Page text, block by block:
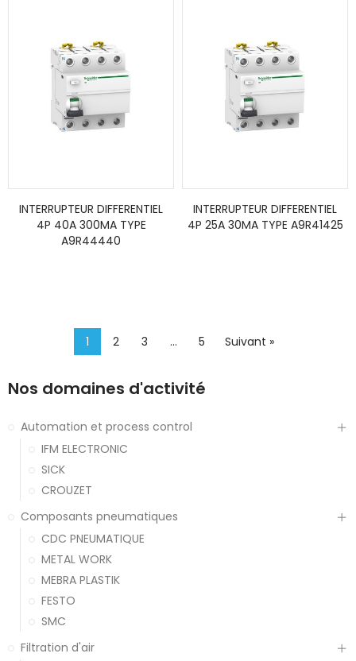
INTERRUPTEUR DIFFERENTIEL
4P 40A 300MA TYPE
A9R44440
INTERRUPTEUR DIFFERENTIEL
4P 25A 30MA TYPE A9R41425
1 2 3 … 5 Suivant »
Nos domaines d'activité
Automation et process control
IFM ELECTRONIC
SICK
CROUZET
Composants pneumatiques
CDC PNEUMATIQUE
METAL WORK
MEBRA PLASTIK
FESTO
SMC
Filtration d'air